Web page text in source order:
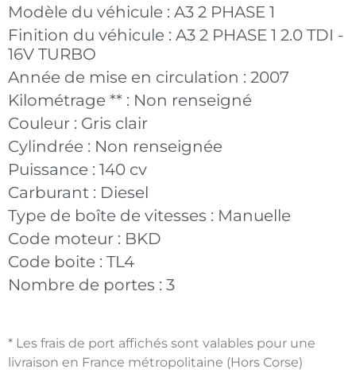
Modèle du véhicule : A3 2 PHASE 1
Finition du véhicule : A3 2 PHASE 1 2.0 TDI -
16V TURBO
Année de mise en circulation : 2007
Kilométrage ** : Non renseigné
Couleur : Gris clair
Cylindrée : Non renseignée
Puissance : 140 cv
Carburant : Diesel
Type de boîte de vitesses : Manuelle
Code moteur : BKD
Code boite : TL4
Nombre de portes : 3
* Les frais de port affichés sont valables pour une
livraison en France métropolitaine (Hors Corse)